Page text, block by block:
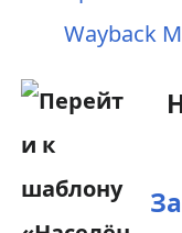
Wayback